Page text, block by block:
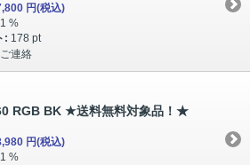
円(税込)
1 %
: 178 pt
連絡
RGB BK ★送料無料対象品！★
円(税込)
1 %